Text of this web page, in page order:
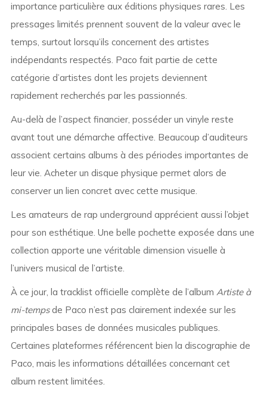
importance particulière aux éditions physiques rares. Les
pressages limités prennent souvent de la valeur avec le
temps, surtout lorsqu’ils concernent des artistes
indépendants respectés. Paco fait partie de cette
catégorie d’artistes dont les projets deviennent
rapidement recherchés par les passionnés.
Au-delà de l’aspect financier, posséder un vinyle reste
avant tout une démarche affective. Beaucoup d’auditeurs
associent certains albums à des périodes importantes de
leur vie. Acheter un disque physique permet alors de
conserver un lien concret avec cette musique.
Les amateurs de rap underground apprécient aussi l’objet
pour son esthétique. Une belle pochette exposée dans une
collection apporte une véritable dimension visuelle à
l’univers musical de l’artiste.
À ce jour, la tracklist officielle complète de l’album Artiste à
mi-tempsde Paco n’est pas clairement indexée sur les
principales bases de données musicales publiques.
Certaines plateformes référencent bien la discographie de
Paco, mais les informations détaillées concernant cet
album restent limitées.